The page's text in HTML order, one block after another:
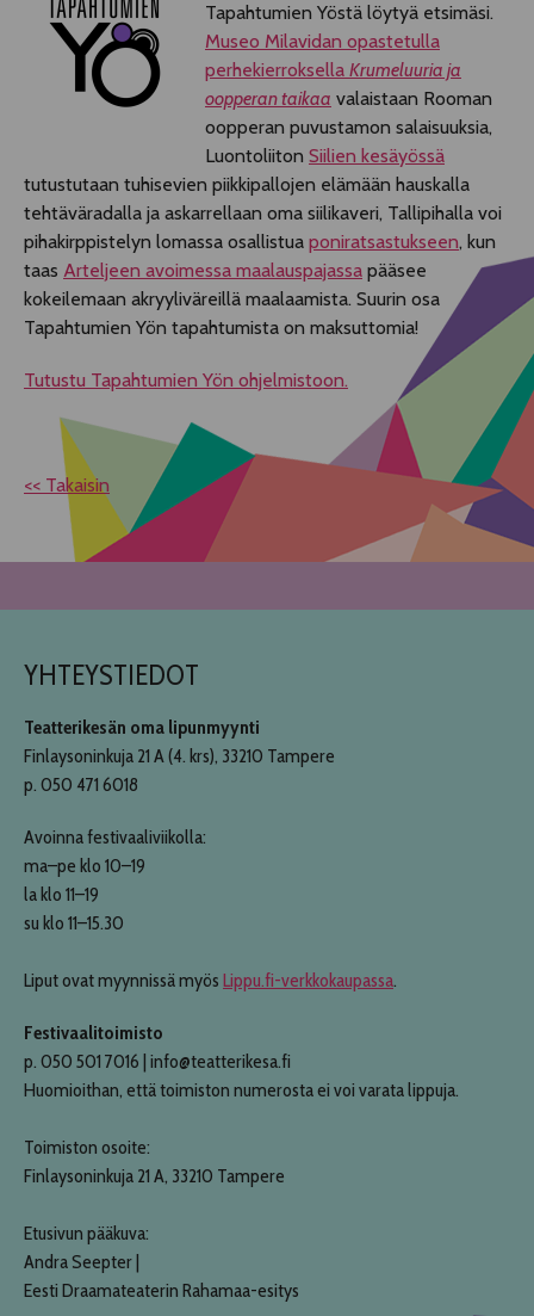
Tapahtumien Yöstä löytyä etsimäsi.
Museo Milavidan opastetulla
perhekierroksella Krumeluuria ja
oopperan taikaa valaistaan Rooman
oopperan puvustamon salaisuuksia,
Luontoliiton Siilien kesäyössä
tutustutaan tuhisevien piikkipallojen elämään hauskalla
tehtäväradalla ja askarrellaan oma siilikaveri, Tallipihalla voi
pihakirppistelyn lomassa osallistua poniratsastukseen, kun
taas Arteljeen avoimessa maalauspajassa pääsee
kokeilemaan akryyliväreillä maalaamista. Suurin osa
Tapahtumien Yön tapahtumista on maksuttomia!
Tutustu Tapahtumien Yön ohjelmistoon.
<< Takaisin
YHTEYSTIEDOT
Teatterikesän oma lipunmyynti
Finlaysoninkuja 21 A (4. krs), 33210 Tampere
p. 050 471 6018
Avoinna festivaaliviikolla:
ma–pe klo 10–19
la klo 11–19
su klo 11–15.30
Liput ovat myynnissä myös Lippu.fi-verkkokaupassa.
Festivaalitoimisto
p. 050 501 7016 | info@teatterikesa.fi
Huomioithan, että toimiston numerosta ei voi varata lippuja.
Toimiston osoite:
Finlaysoninkuja 21 A, 33210 Tampere
Etusivun pääkuva:
Andra Seepter |
Eesti Draamateaterin Rahamaa-esitys